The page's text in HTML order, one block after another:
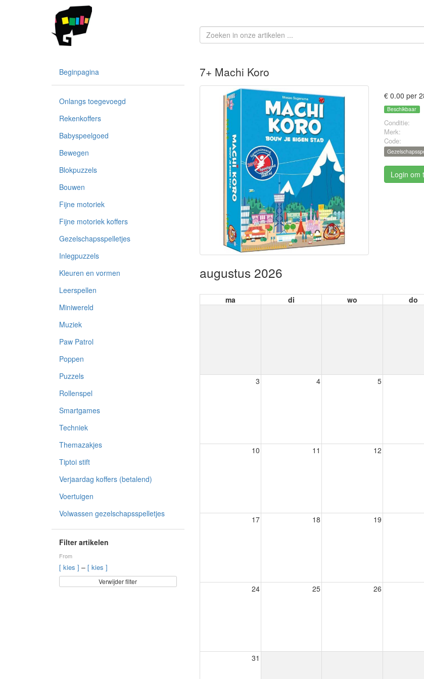
Beginpagina
Onlangs toegevoegd
Rekenkoffers
Babyspeelgoed
Bewegen
Blokpuzzels
Bouwen
Fijne motoriek
Fijne motoriek koffers
Gezelschapsspelletjes
Inlegpuzzels
Kleuren en vormen
Leerspellen
Miniwereld
Muziek
Paw Patrol
Poppen
Puzzels
Rollenspel
Smartgames
Techniek
Themazakjes
Tiptoi stift
Verjaardag koffers (betalend)
Voertuigen
Volwassen gezelschapsspelletjes
Filter artikelen
From
[ kies ] – [ kies ]
Verwijder filter
7+ Machi Koro
€ 0.00 per
Beschikbaar
Conditie:
Merk:
Code:
Login om
augustus 2026
ma di wo do
3 4 5
10 11 12
17 18 19
24 25 26
31